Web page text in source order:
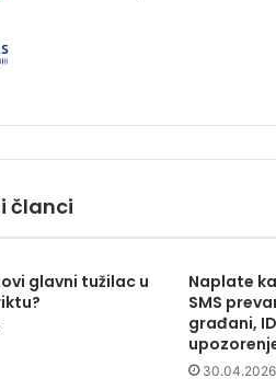
članci
glavni tužilac u
Naplate
SMS
građani,
30.04.2026